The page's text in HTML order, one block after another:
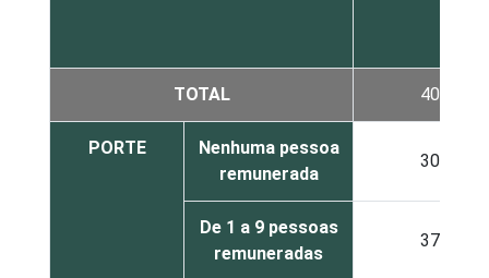
TOTAL 40
PORTE
Nenhuma pessoa
remunerada
30
De 1 a 9 pessoas
remuneradas
37